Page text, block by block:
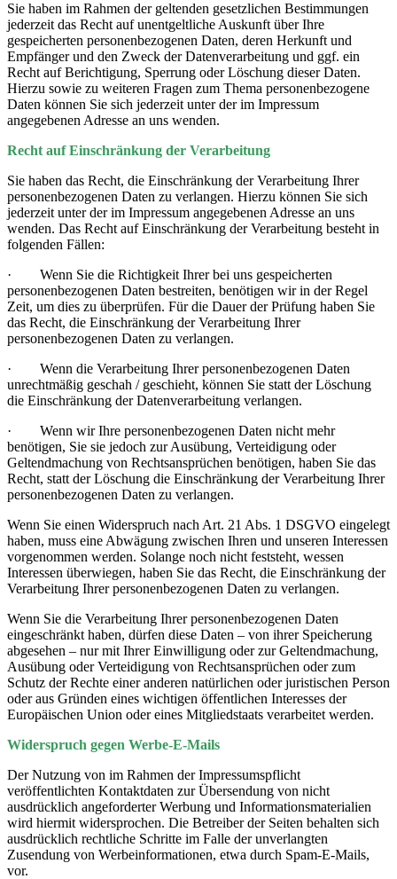
Sie haben im Rahmen der geltenden gesetzlichen Bestimmungen
jederzeit das Recht auf unentgeltliche Auskunft über Ihre
gespeicherten personenbezogenen Daten, deren Herkunft und
Empfänger und den Zweck der Datenverarbeitung und ggf. ein
Recht auf Berichtigung, Sperrung oder Löschung dieser Daten.
Hierzu sowie zu weiteren Fragen zum Thema personenbezogene
Daten können Sie sich jederzeit unter der im Impressum
angegebenen Adresse an uns wenden.
Recht auf Einschränkung der Verarbeitung
Sie haben das Recht, die Einschränkung der Verarbeitung Ihrer
personenbezogenen Daten zu verlangen. Hierzu können Sie sich
jederzeit unter der im Impressum angegebenen Adresse an uns
wenden. Das Recht auf Einschränkung der Verarbeitung besteht in
folgenden Fällen:
·
Wenn Sie die Richtigkeit Ihrer bei uns gespeicherten
personenbezogenen Daten bestreiten, benötigen wir in der Regel
Zeit, um dies zu überprüfen. Für die Dauer der Prüfung haben Sie
das Recht, die Einschränkung der Verarbeitung Ihrer
personenbezogenen Daten zu verlangen.
·
Wenn die Verarbeitung Ihrer personenbezogenen Daten
unrechtmäßig geschah / geschieht, können Sie statt der Löschung
die Einschränkung der Datenverarbeitung verlangen.
·
Wenn wir Ihre personenbezogenen Daten nicht mehr
benötigen, Sie sie jedoch zur Ausübung, Verteidigung oder
Geltendmachung von Rechtsansprüchen benötigen, haben Sie das
Recht, statt der Löschung die Einschränkung der Verarbeitung Ihrer
personenbezogenen Daten zu verlangen.
Wenn Sie einen Widerspruch nach Art. 21 Abs. 1 DSGVO eingelegt
haben, muss eine Abwägung zwischen Ihren und unseren Interessen
vorgenommen werden. Solange noch nicht feststeht, wessen
Interessen überwiegen, haben Sie das Recht, die Einschränkung der
Verarbeitung Ihrer personenbezogenen Daten zu verlangen.
Wenn Sie die Verarbeitung Ihrer personenbezogenen Daten
eingeschränkt haben, dürfen diese Daten – von ihrer Speicherung
abgesehen – nur mit Ihrer Einwilligung oder zur Geltendmachung,
Ausübung oder Verteidigung von Rechtsansprüchen oder zum
Schutz der Rechte einer anderen natürlichen oder juristischen Person
oder aus Gründen eines wichtigen öffentlichen Interesses der
Europäischen Union oder eines Mitgliedstaats verarbeitet werden.
Widerspruch gegen Werbe-E-Mails
Der Nutzung von im Rahmen der Impressumspflicht
veröffentlichten Kontaktdaten zur Übersendung von nicht
ausdrücklich angeforderter Werbung und Informationsmaterialien
wird hiermit widersprochen. Die Betreiber der Seiten behalten sich
ausdrücklich rechtliche Schritte im Falle der unverlangten
Zusendung von Werbeinformationen, etwa durch Spam-E-Mails,
vor.